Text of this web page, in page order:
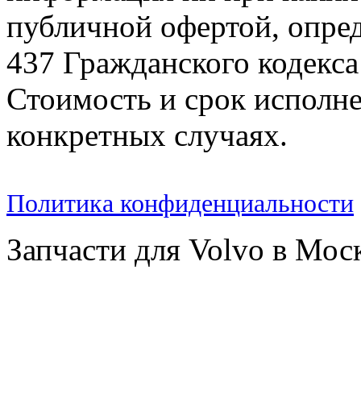
публичной офертой,
437 Гражданского
Стоимость и срок
конкретных случаях.
Политика конфиденциальности
Запчасти для Volvo в